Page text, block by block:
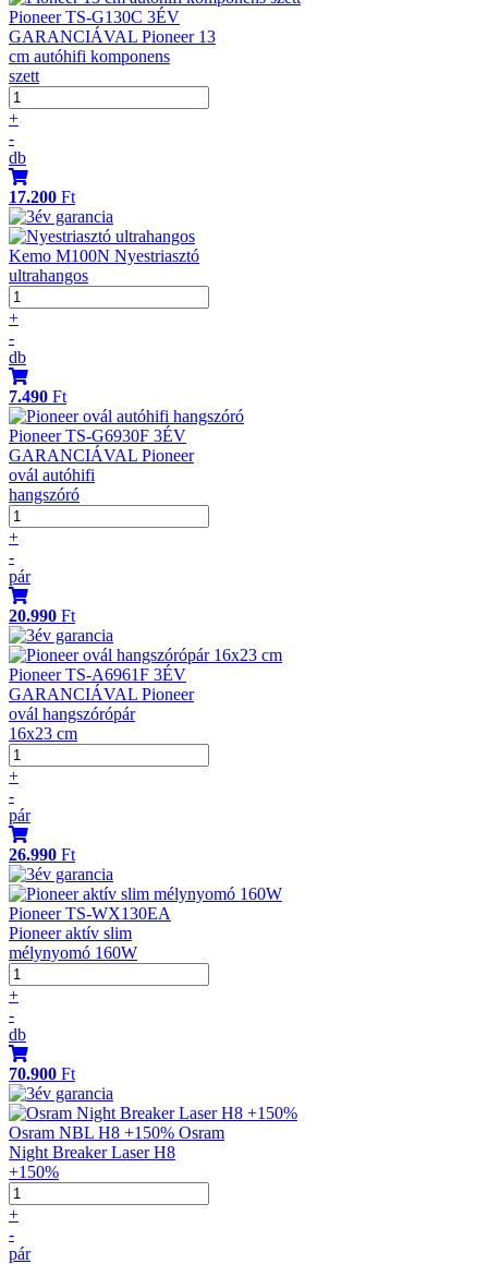
Pioneer TS-G130C 3ÉV
GARANCIÁVAL Pioneer 13
cm autóhifi komponens
szett
+
-
db
17.200 Ft
Kemo M100N Nyestriasztó
ultrahangos
+
-
db
7.490 Ft
Pioneer TS-G6930F 3ÉV
GARANCIÁVAL Pioneer
ovál autóhifi
hangszóró
+
-
pár
20.990 Ft
Pioneer TS-A6961F 3ÉV
GARANCIÁVAL Pioneer
ovál hangszórópár
16x23 cm
+
-
pár
26.990 Ft
Pioneer TS-WX130EA
Pioneer aktív slim
mélynyomó 160W
+
-
db
70.900 Ft
Osram NBL H8 +150% Osram
Night Breaker Laser H8
+150%
+
-
pár